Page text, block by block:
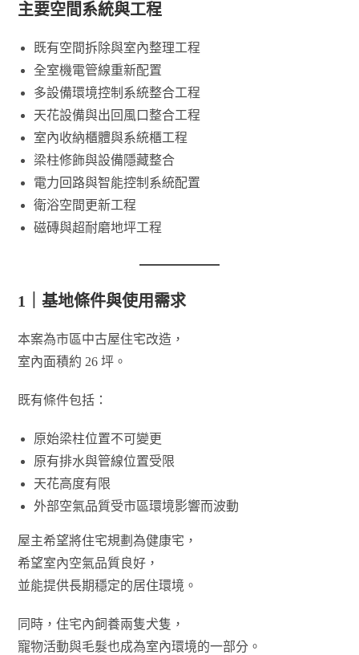
主要空間系統與工程
既有空間拆除與室內整理工程
全室機電管線重新配置
多設備環境控制系統整合工程
天花設備與出回風口整合工程
室內收納櫃體與系統櫃工程
梁柱修飾與設備隱藏整合
電力回路與智能控制系統配置
衛浴空間更新工程
磁磚與超耐磨地坪工程
1｜基地條件與使用需求
本案為市區中古屋住宅改造，
室內面積約 26 坪。
既有條件包括：
原始梁柱位置不可變更
原有排水與管線位置受限
天花高度有限
外部空氣品質受市區環境影響而波動
屋主希望將住宅規劃為健康宅，
希望室內空氣品質良好，
並能提供長期穩定的居住環境。
同時，住宅內飼養兩隻犬隻，
寵物活動與毛髮也成為室內環境的一部分。